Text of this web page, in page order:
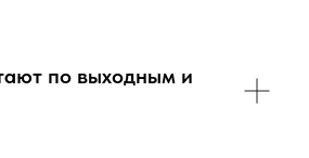
по выходным и